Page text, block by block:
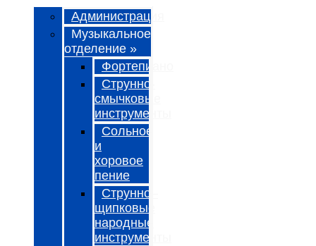
Администрация
Музыкальное
отделение »
Фортепиано
Струнно-
смычковые
инструменты
Сольное
и
хоровое
пение
Струнно–
щипковые
народные
инструменты